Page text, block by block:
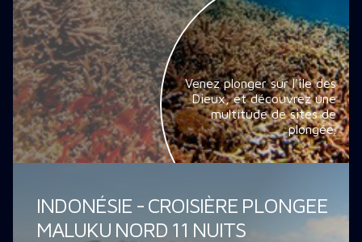
Venez plonger sur l'île des
Dieux, et découvrez une
multitude de sites de
plongée.
INDONÉSIE - CROISIÈRE PLONGEE
MALUKU NORD 11 NUITS